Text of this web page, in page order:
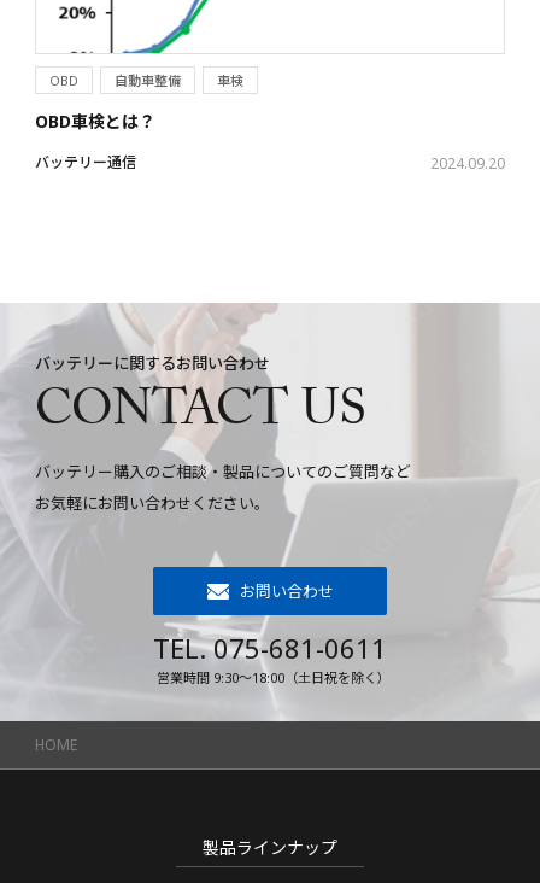
OBD 自動車整備 車検
OBD車検とは？
バッテリー通信 2024.09.20
バッテリーに関するお問い合わせ
CONTACT US
バッテリー購入のご相談・製品についてのご質問など
お気軽にお問い合わせください。
お問い合わせ
TEL. 075-681-0611
営業時間 9:30～18:00（土日祝を除く）
HOME
製品ラインナップ